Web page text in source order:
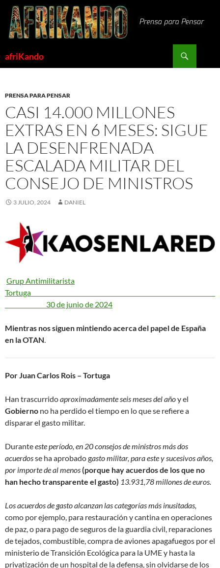
Saltar
contenido
afriKando
PRENSA PARA PENSAR
CASI 14.000 MILLONES
EXTRAS EN 6 MESES: SIGUE
LA DESENFRENADA
ESCALADA MILITAR DEL
CONSEJO DE MINISTROS
3 JULIO, 2024 DANIEL
Grup Antimilitarista
Tortuga
30 de junio de 2024
Mientras nos siguen mintiendo acerca del papel de España
en la OTAN.
Por Juan Carlos Rois – Tortuga
Han trascurridoaproximadamente seis meses del añoy el
Gobierno no ha perdido el tiempo en lo que se refiere a
disparar el gasto militar.
Duranteeste período, en 20 consejos de ministros más dos
acuerdosse ha aprobado gasto militar, para este y sucesivos años,
por importe de al menos(porque hay acuerdos de los que no
han hecho transparente el gasto) 13.931,78 millones de euros.
Los acuerdos de gasto alcanzan las categorías más inusitadas,
como por ejemplo, para restauración y cantina en operaciones
de paz, o para pago de seguros de la guardia civil, reparaciones
de tejados, combustible, compra de aviones apagafuegos por el
ministerio de Transición Ecológica para la UME y hasta la
privatización de un hospital de la defensa, sin olvidarse de los